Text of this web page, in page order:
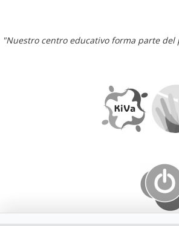
"Nuestro centro educativo forma parte